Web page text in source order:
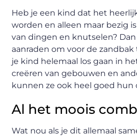
Heb je een kind dat het
worden en alleen maar bezig
van dingen en knutselen?
aanraden om voor de zandbak
je kind helemaal los gaan in
creëren van gebouwen en
kunnen ze ook heel goed
Al het moois
Wat nou als je dit allemaal